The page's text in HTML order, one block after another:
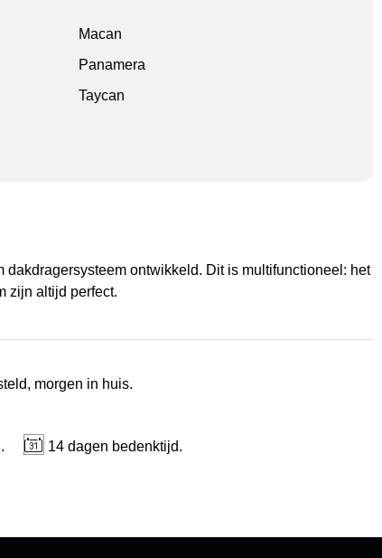
Macan
Panamera
Taycan
ontwikkeld. Dit is multifunctioneel: het
zijn altijd perfect.
morgen in huis.
14 dagen bedenktijd.